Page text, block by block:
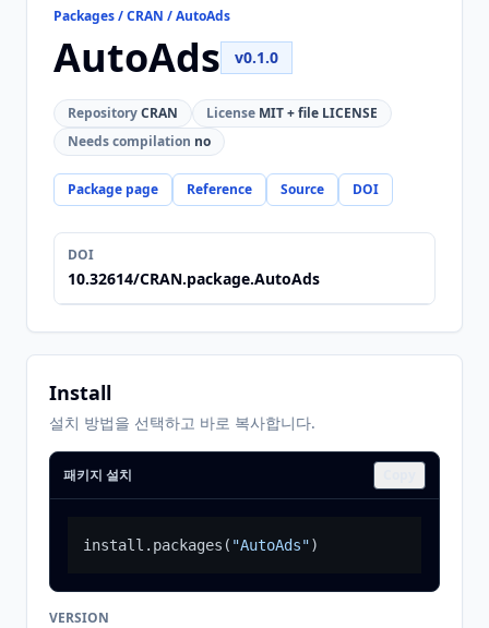
Packages / CRAN / AutoAds
AutoAds v0.1.0
RepositoryCRAN License MIT + file LICENSE
Needs compilation no
Package page Reference Source DOI
DOI
10.32614/CRAN.package.AutoAds
Install
설치 방법을 선택하고 바로 복사합니다.
패키지 설치
install.packages ( "AutoAds")
VERSION